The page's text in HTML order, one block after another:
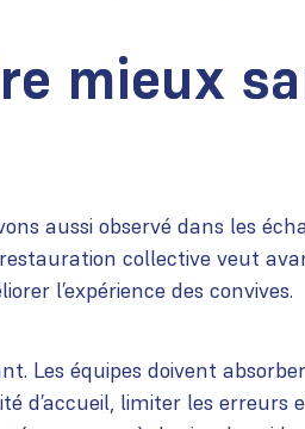
mieux
aussi observé dans les
collective veut
l’expérience des convives.
Les équipes doivent
d’accueil, limiter les